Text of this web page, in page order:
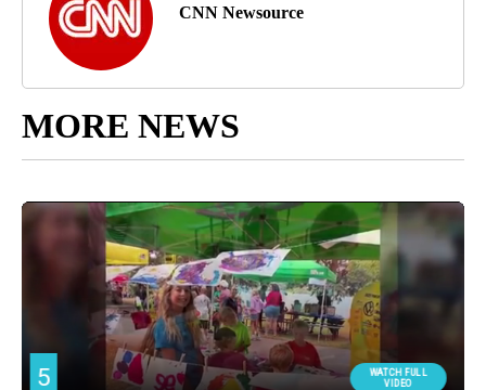
CNN Newsource
MORE NEWS